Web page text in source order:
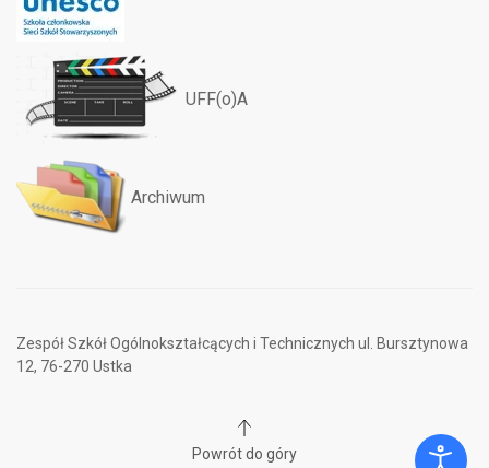
UFF(o)A
Archiwum
Zespół Szkół Ogólnokształcących i Technicznych ul. Bursztynowa
12, 76-270 Ustka
Powrót do góry